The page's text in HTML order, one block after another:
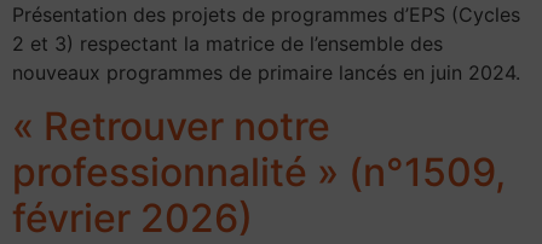
Présentation des projets de programmes d’EPS (Cycles
2 et 3) respectant la matrice de l’ensemble des
nouveaux programmes de primaire lancés en juin 2024.
« Retrouver notre
professionnalité » (n°1509,
février 2026)